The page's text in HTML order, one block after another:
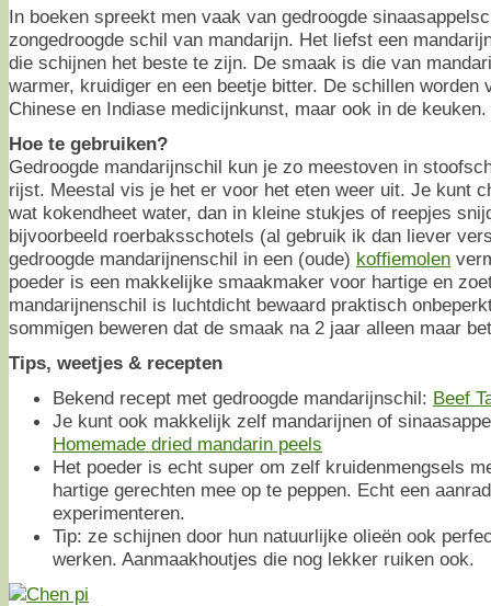
In boeken spreekt men vaak van gedroogde
zongedroogde schil van mandarijn. Het liefst een
die schijnen het beste te zijn. De smaak is die van
warmer, kruidiger en een beetje bitter. De schillen worden
Chinese en Indiase medicijnkunst, maar ook in de keuken.
Hoe te gebruiken?
Gedroogde mandarijnschil kun je zo meestoven in
rijst. Meestal vis je het er voor het eten weer uit. Je kunt
wat kokendheet water, dan in kleine stukjes of reepjes
bijvoorbeeld roerbaksschotels (al gebruik ik dan liever
gedroogde mandarijnenschil in een (oude) koffiemolen
poeder is een makkelijke smaakmaker voor hartige en
mandarijnenschil is luchtdicht bewaard praktisch
sommigen beweren dat de smaak na 2 jaar alleen maar
Tips, weetjes & recepten
Bekend recept met gedroogde mandarijnschil: Beef
Je kunt ook makkelijk zelf mandarijnen of
Homemade dried mandarin peels
Het poeder is echt super om zelf kruidenmengsels
hartige gerechten mee op te peppen. Echt een
experimenteren.
Tip: ze schijnen door hun natuurlijke olieën ook
werken. Aanmaakhoutjes die nog lekker ruiken ook.